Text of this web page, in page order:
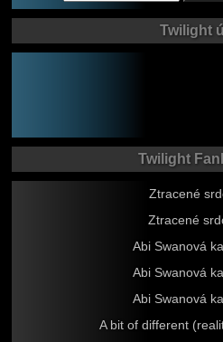
Twilight
Twilight
Ztracené
Ztracené
Abi Swanová
Abi Swanová
Abi Swanová
A bit of different